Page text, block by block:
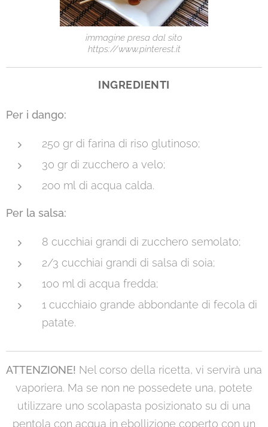
immagine presa dal sito
https://www.pinterest.it
INGREDIENTI
Per i dango:
250 gr di farina di riso glutinoso;
30 gr di zucchero a velo;
200 ml di acqua calda.
Per la salsa:
8 cucchiai grandi di zucchero semolato;
2/3 cucchiai grandi di salsa di soia;
100 ml di acqua fredda;
1 cucchiaio grande abbondante di fecola di
patate.
ATTENZIONE! Nel corso della ricetta, vi servirà una
vaporiera. Ma se non ne possedete una, potete
utilizzare uno scolapasta posizionato su di una
pentola con acqua in ebollizione coperto con un